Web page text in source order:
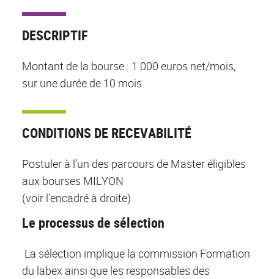
DESCRIPTIF
Montant de la bourse : 1 000 euros net/mois,
sur une durée de 10 mois.
CONDITIONS DE RECEVABILITÉ
Postuler à l’un des parcours de Master éligibles
aux bourses MILYON
(voir l'encadré à droite)
Le processus de sélection
La sélection implique la commission Formation
du labex ainsi que les responsables des